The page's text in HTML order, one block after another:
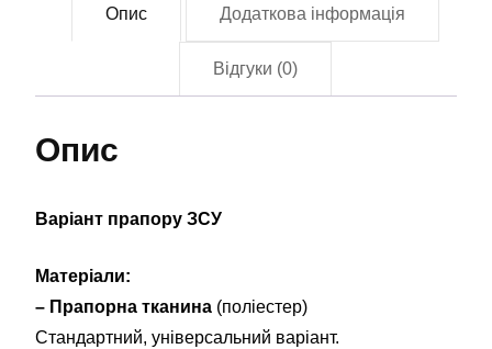
Опис Додаткова інформація
Відгуки (0)
Опис
Варіант прапору ЗСУ
Матеріали:
– Прапорна тканина (поліестер)
Стандартний, універсальний варіант.